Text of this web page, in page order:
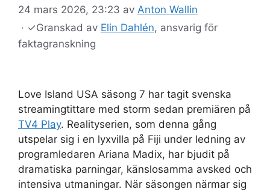
24 mars 2026, 23:23 av Anton Wallin
· ✓Granskad av Elin Dahlén, ansvarig för
faktagranskning
Love Island USA säsong 7 har tagit svenska
streamingtittare med storm sedan premiären på
TV4 Play. Realityserien, som denna gång
utspelar sig i en lyxvilla på Fiji under ledning av
programledaren Ariana Madix, har bjudit på
dramatiska parningar, känslosamma avsked och
intensiva utmaningar. När säsongen närmar sig